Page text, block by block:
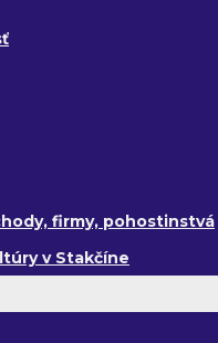
firmy, pohostinstvá
v Stakčíne